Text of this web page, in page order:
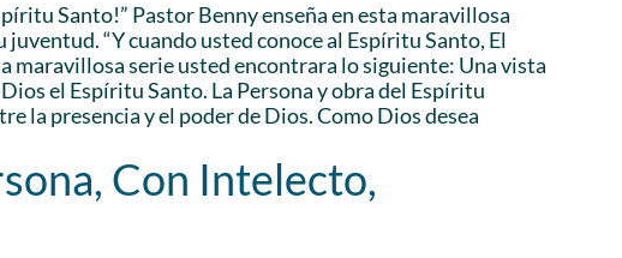
Santo!” Pastor Benny enseña en esta maravillosa
“Y cuando usted conoce al Espíritu Santo, El
maravillosa serie usted encontrara lo siguiente: Una vista
el Espíritu Santo. La Persona y obra del Espíritu
la presencia y el poder de Dios. Como Dios desea
Con Intelecto,